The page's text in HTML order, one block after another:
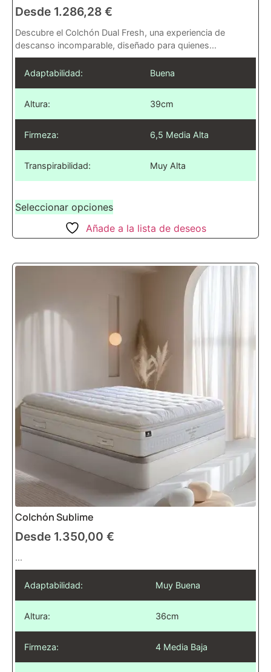
Desde 1.286,28 €
Descubre el Colchón Dual Fresh, una experiencia de
descanso incomparable, diseñado para quienes...
Adaptabilidad: Buena
Altura: 39cm
Firmeza: 6,5 Media Alta
Transpirabilidad: Muy Alta
Seleccionar opciones
Añade a la lista de deseos
Colchón Sublime
Desde 1.350,00 €
...
Adaptabilidad: Muy Buena
Altura: 36cm
Firmeza: 4 Media Baja